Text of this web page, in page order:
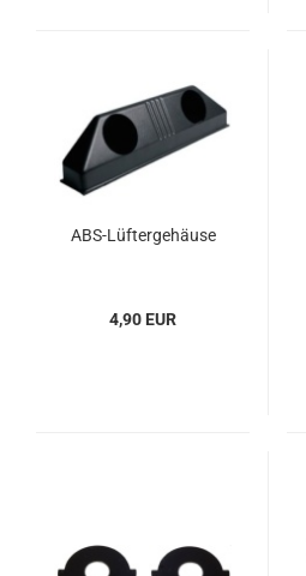
ABS-​Lüf­ter­ge­häu­se
4,90 EUR